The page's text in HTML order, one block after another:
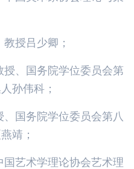
授吕少卿；
授、国务院学位委员会第
孙伟科；
、国务院学位委员会第八
靖；
国艺术学理论协会艺术理